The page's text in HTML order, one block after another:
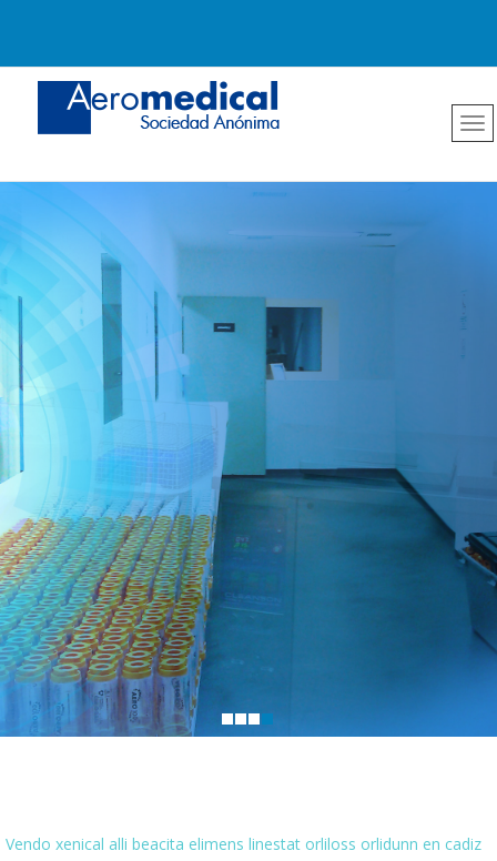
Vendo xenical alli beacita elimens linestat orliloss orlidunn en cadiz